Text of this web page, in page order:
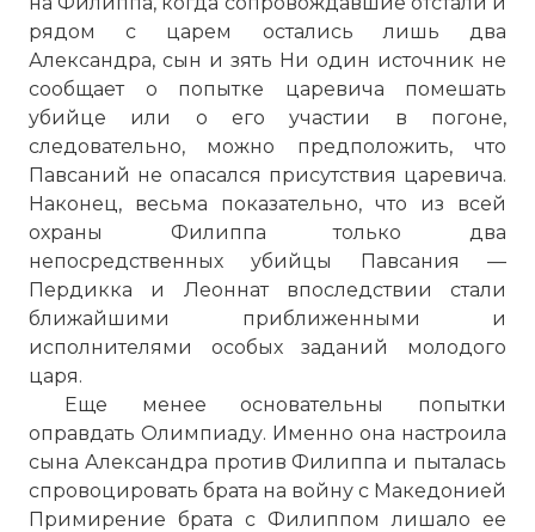
рядом с царем остались лишь два
Александра, сын и зять Ни один источник не
сообщает о попытке царевича помешать
убийце или о его участии в погоне,
следовательно, можно предположить, что
Павсаний не опасался присутствия царевича.
Наконец, весьма показательно, что из всей
охраны Филиппа только два
непосредственных убийцы Павсания —
Пердикка и Леоннат впоследствии стали
ближайшими приближенными и
исполнителями особых заданий молодого
царя.
Еще менее основательны попытки
оправдать Олимпиаду. Именно она настроила
сына Александра против Филиппа и пыталась
спровоцировать брата на войну с Македонией
Примирение брата с Филиппом лишало ее
Вернуться в статью:Заговор против Филиппа